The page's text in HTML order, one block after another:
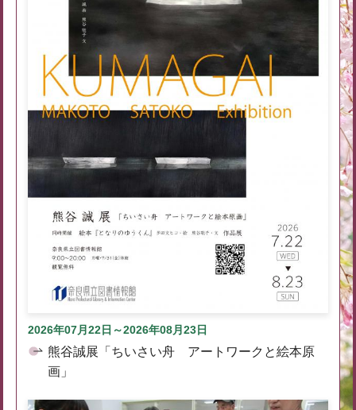
2026年07月22日～2026年08月23日
熊谷誠展「ちいさい舟 アートワークと絵本原
画」